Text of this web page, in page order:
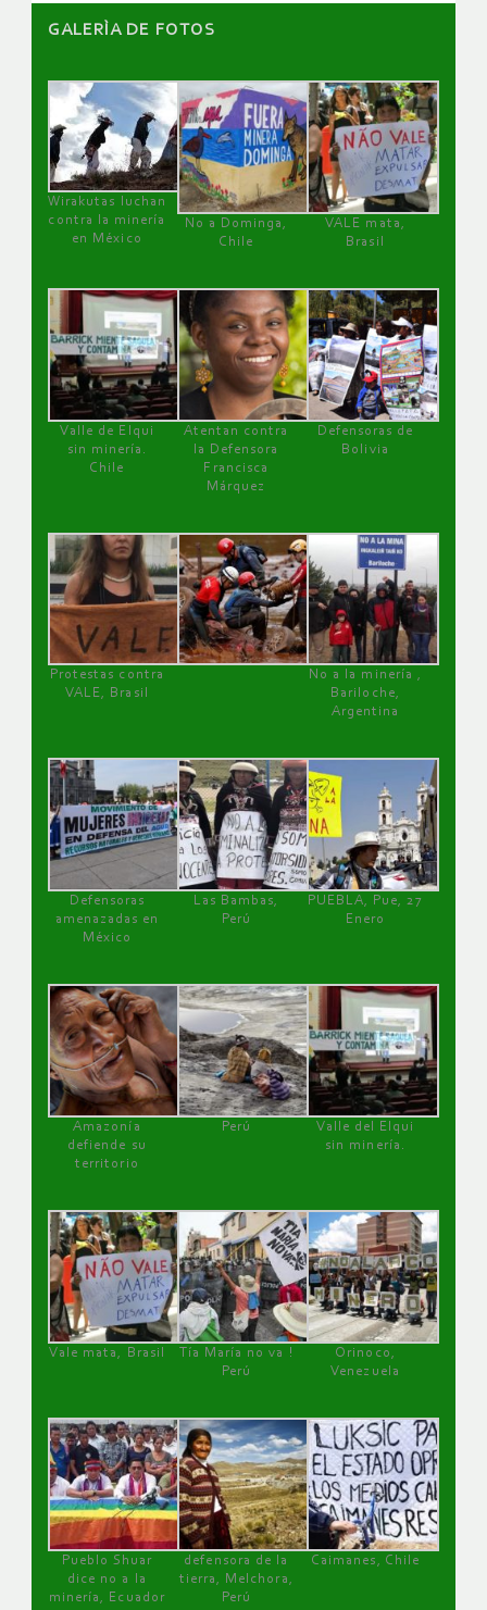
GALERÌA DE FOTOS
Wirakutas luchan
contra la minería
en México
No a Dominga,
Chile
VALE mata,
Brasil
Valle de Elqui
sin minería.
Chile
Atentan contra
la Defensora
Francisca
Márquez
Defensoras de
Bolivia
Protestas contra
VALE, Brasil
No a la minería ,
Bariloche,
Argentina
Defensoras
amenazadas en
México
Las Bambas,
Perú
PUEBLA, Pue, 27
Enero
Amazonía
defiende su
territorio
Perú
Valle del Elqui
sin minería.
Vale mata, Brasil
Tía María no va !
Perú
Orinoco,
Venezuela
Pueblo Shuar
dice no a la
minería, Ecuador
defensora de la
tierra, Melchora,
Perú
Caimanes, Chile